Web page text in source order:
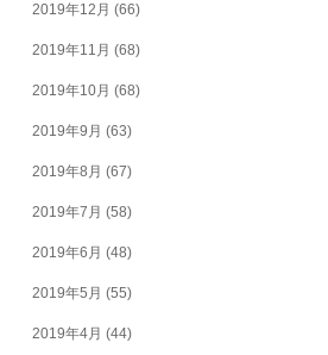
2019年12月 (66)
2019年11月 (68)
2019年10月 (68)
2019年9月 (63)
2019年8月 (67)
2019年7月 (58)
2019年6月 (48)
2019年5月 (55)
2019年4月 (44)